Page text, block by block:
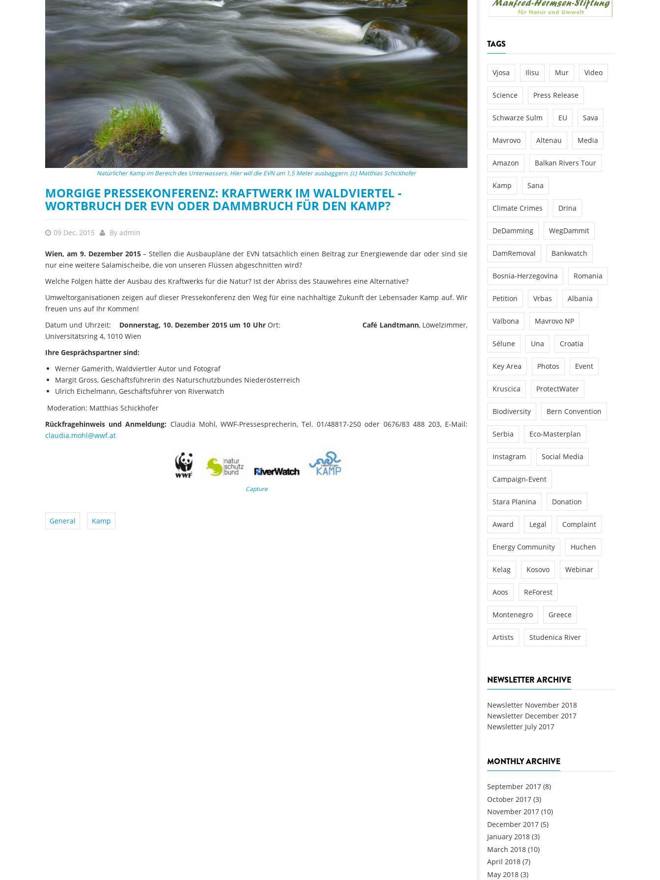
stop destruction of the Vjosa
Delta
for Europe’s next Wild River National Park
Studies
Photos
Videos
News
DEDAMMING
Success for the Kamp:
construction of a new power
plant in the Kamp valley
cancelled
Natürlicher Kamp im Bereich des Unterwassers. Hier will die EVN um 1,5 Meter ausbaggern. (c) Matthias Schickhofer
MORGIGE PRESSEKONFERENZ: KRAFTWERK IM WALDVIERTEL -
WORTBRUCH DER EVN ODER DAMMBRUCH FÜR DEN KAMP?
09 Dec, 2015 By admin
Wien, am 9. Dezember 2015– Stellen die Ausbaupläne der EVN tatsächlich einen Beitrag zur Energiewende dar oder sind sie
nur eine weitere Salamischeibe, die von unseren Flüssen abgeschnitten wird?
Welche Folgen hätte der Ausbau des Kraftwerks für die Natur? Ist der Abriss des Stauwehres eine Alternative?
Umweltorganisationen zeigen auf dieser Pressekonferenz den Weg für eine nachhaltige Zukunft der Lebensader Kamp auf. Wir
freuen uns auf Ihr Kommen!
Datum und Uhrzeit: Donnerstag, 10. Dezember 2015 um 10 UhrOrt: Café Landtmann, Löwelzimmer,
Universitätsring 4, 1010 Wien
Ihre Gesprächspartner sind:
Werner Gamerith, Waldviertler Autor und Fotograf
Margit Gross, Geschäftsführerin des Naturschutzbundes Niederösterreich
Ulrich Eichelmann, Geschäftsführer von Riverwatch
Moderation: Matthias Schickhofer
Rückfragehinweis und Anmeldung: Claudia Mohl, WWF-Pressesprecherin, Tel. 01/48817-250 oder 0676/83 488 203, E-Mail:
claudia.mohl@wwf.at
Capture
General Kamp
TAGS
Vjosa Ilisu Mur Video
Science Press Release
Schwarze Sulm EU Sava
Mavrovo Altenau Media
Amazon Balkan Rivers Tour
Kamp Sana
Climate Crimes Drina
DeDamming WegDammit
DamRemoval Bankwatch
Bosnia-Herzegovina Romania
Petition Vrbas Albania
Valbona Mavrovo NP
Sélune Una Croatia
Key Area Photos Event
Kruscica ProtectWater
Biodiversity Bern Convention
Serbia Eco-Masterplan
Instagram Social Media
Campaign-Event
Stara Planina Donation
Award Legal Complaint
Energy Community Huchen
Kelag Kosovo Webinar
Aoos ReForest
Montenegro Greece
Artists Studenica River
NEWSLETTER ARCHIVE
Newsletter November 2018
Newsletter December 2017
Newsletter July 2017
MONTHLY ARCHIVE
September 2017 (8)
October 2017 (3)
November 2017 (10)
December 2017 (5)
January 2018 (3)
March 2018 (10)
April 2018 (7)
May 2018 (3)